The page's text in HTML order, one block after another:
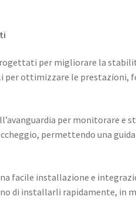
per migliorare la
per ottimizzare le prestazioni,
per monitorare e
permettendo una guida
facile installazione e
di installarli rapidamente, in